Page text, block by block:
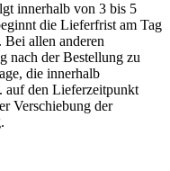
innerhalb von 3 bis 5
die Lieferfrist am Tag
allen anderen
nach der Bestellung zu
die innerhalb
auf den Lieferzeitpunkt
Verschiebung der